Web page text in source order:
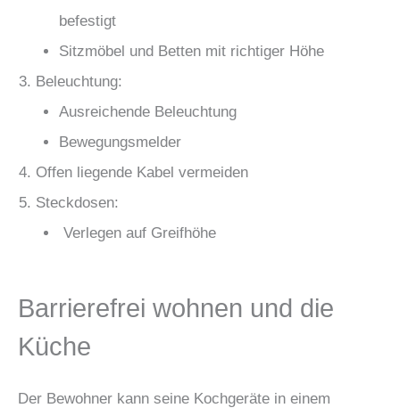
befestigt
Sitzmöbel und Betten mit richtiger Höhe
Beleuchtung:
Ausreichende Beleuchtung
Bewegungsmelder
Offen liegende Kabel vermeiden
Steckdosen:
Verlegen auf Greifhöhe
Barrierefrei wohnen und die
Küche
Der Bewohner kann seine Kochgeräte in einem